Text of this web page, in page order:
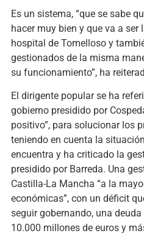
Es un sistema, “que se sabe
hacer muy bien y que va a ser
hospital de Tomelloso y
gestionados de la misma
su funcionamiento”, ha
El dirigente popular se ha
gobierno presidido por
positivo”, para solucionar los
teniendo en cuenta la
encuentra y ha criticado la
presidido por Barreda. Una
Castilla-La Mancha “a la
económicas”, con un déficit
seguir gobernando, una
10.000 millones de euros y